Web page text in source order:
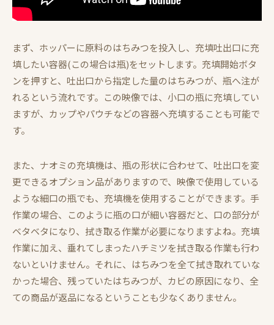
まず、ホッパーに原料のはちみつを投入し、充填吐出口に充
填したい容器(この場合は瓶)をセットします。充填開始ボタ
ンを押すと、吐出口から指定した量のはちみつが、瓶へ注が
れるという流れです。この映像では、小口の瓶に充填してい
ますが、カップやパウチなどの容器へ充填することも可能で
す。
また、ナオミの充填機は、瓶の形状に合わせて、吐出口を変
更できるオプション品がありますので、映像で使用している
ような細口の瓶でも、充填機を使用することができます。手
作業の場合、このように瓶の口が細い容器だと、口の部分が
ベタベタになり、拭き取る作業が必要になりますよね。充填
作業に加え、垂れてしまったハチミツを拭き取る作業も行わ
ないといけません。それに、はちみつを全て拭き取れていな
かった場合、残っていたはちみつが、カビの原因になり、全
ての商品が返品になるということも少なくありません。